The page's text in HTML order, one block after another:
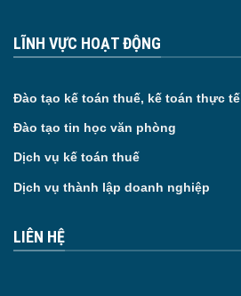
LĨNH VỰC HOẠT ĐỘNG
Đào tạo kế toán thuế, kế toán thực tế
Đào tạo tin học văn phòng
Dịch vụ kế toán thuế
Dịch vụ thành lập doanh nghiệp
LIÊN HỆ